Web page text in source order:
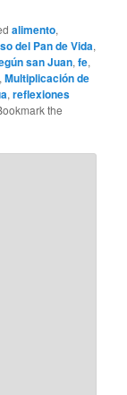
alimento,
del Pan de Vida,
san Juan,fe,
,Multiplicación de
,reflexiones
the